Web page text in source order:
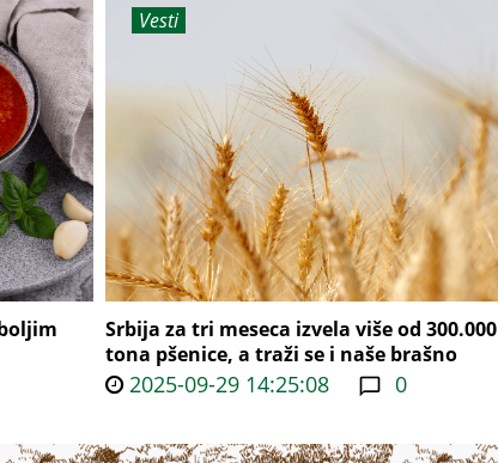
Vesti
Srbija za tri meseca izvela više od 300.000
tona pšenice, a traži se i naše brašno
2025-09-29 14:25:08 0